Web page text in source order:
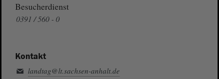
Besucherdienst
0391 / 560 - 0
Kontakt
landtag@lt.sachsen-anhalt.de